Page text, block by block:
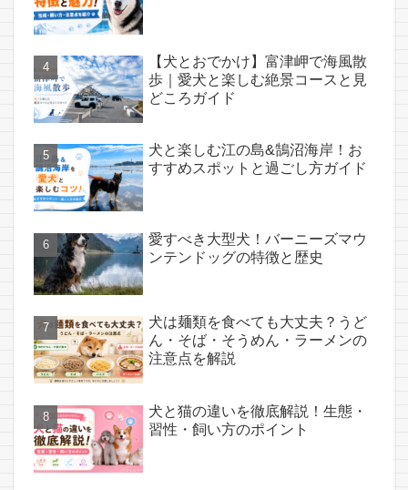
【犬とおでかけ】富津岬で海風散
歩｜愛犬と楽しむ絶景コースと見
どころガイド
犬と楽しむ江の島&鵠沼海岸！お
すすめスポットと過ごし方ガイド
愛すべき大型犬！バーニーズマウ
ンテンドッグの特徴と歴史
犬は麺類を食べても大丈夫？うど
ん・そば・そうめん・ラーメンの
注意点を解説
犬と猫の違いを徹底解説！生態・
習性・飼い方のポイント